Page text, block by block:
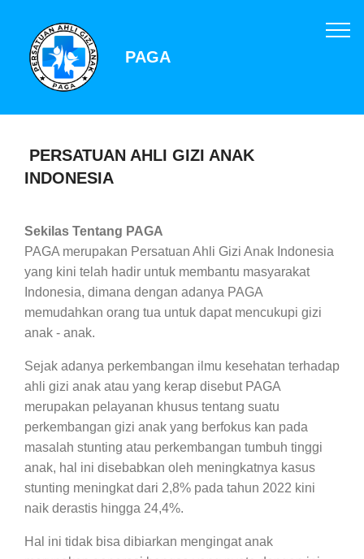
PAGA
PERSATUAN AHLI GIZI ANAK
INDONESIA
Sekilas Tentang PAGA
PAGA merupakan Persatuan Ahli Gizi Anak Indonesia
yang kini telah hadir untuk membantu masyarakat
Indonesia, dimana dengan adanya PAGA
memudahkan orang tua untuk dapat mencukupi gizi
anak - anak.
Sejak adanya perkembangan ilmu kesehatan terhadap
ahli gizi anak atau yang kerap disebut PAGA
merupakan pelayanan khusus tentang suatu
perkembangan gizi anak yang berfokus kan pada
masalah stunting atau perkembangan tumbuh tinggi
anak, hal ini disebabkan oleh meningkatnya kasus
stunting meningkat dari 2,8% pada tahun 2022 kini
naik derastis hingga 24,4%.
Hal ini tidak bisa dibiarkan mengingat anak